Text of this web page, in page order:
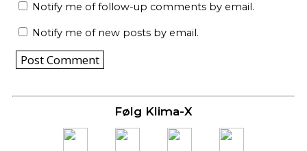
Notify me of follow-up comments by email.
Notify me of new posts by email.
Følg Klima-X